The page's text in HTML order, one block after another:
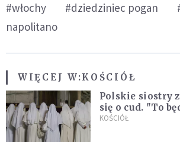
#włochy #dziedziniec pogan
napolitano
WIĘCEJ W:KOŚCIÓŁ
Polskie siostry
się o cud. "To
Pana Boga dla
KOŚCIÓŁ